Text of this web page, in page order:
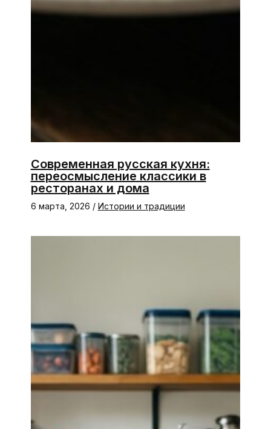
Современная русская кухня:
переосмысление классики в
ресторанах и дома
6 марта, 2026 / Истории и традиции